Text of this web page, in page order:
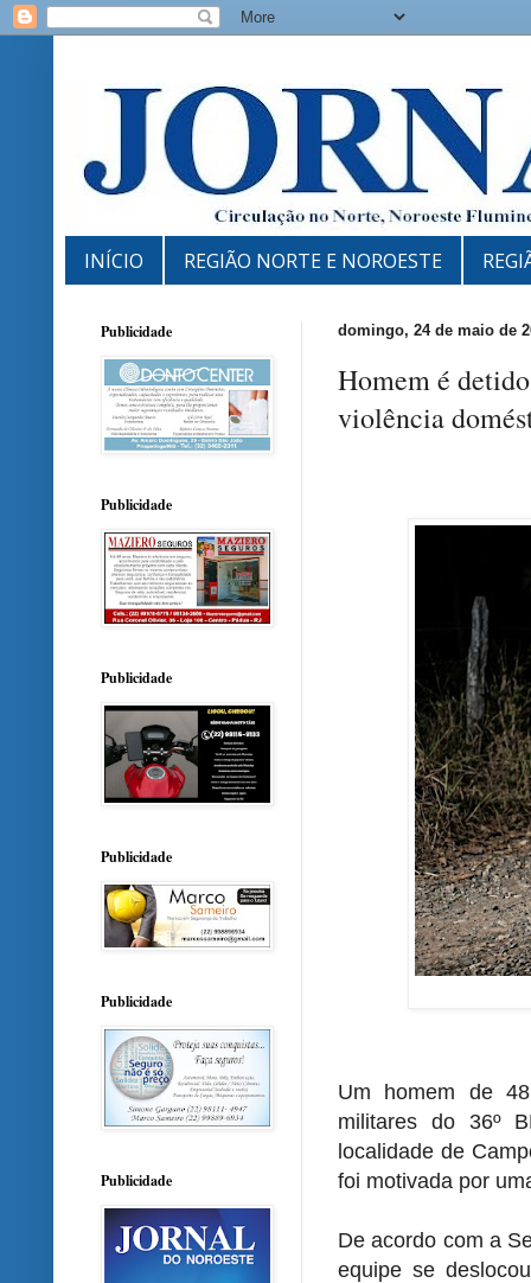
INÍCIO REGIÃO NORTE E NOROESTE
domingo, 24 de maio de
Homem é
violência
Um homem de
militares do 36º
localidade de
foi motivada por
De acordo com a
equipe se
Publicidade
Publicidade
Publicidade
Publicidade
Publicidade
Publicidade